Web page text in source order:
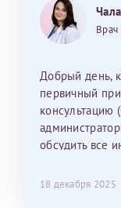
Так же
Наталью
С ней общение
персонал
находиться.
ребёнком, и
Рафаильевичу,
сомнений.
Темирбулатов
25 июня 2026
13 июня 2026
Могу ли я
дальнейшиеВрач
Добрый день,
первичный
консультацию
обсудить все
18 декабря 2025